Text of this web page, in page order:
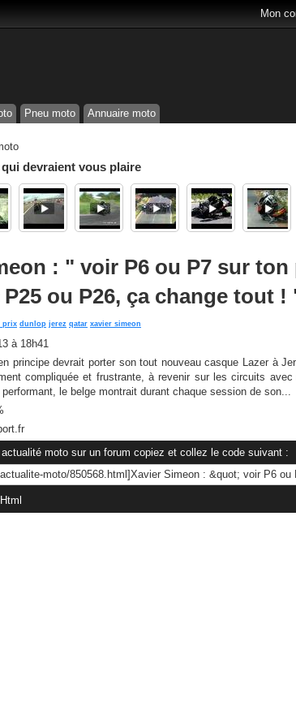
Mon
Pneu moto Annuaire moto
devraient vous plaire
: " voir P6 ou P7 sur ton
ou P26, ça change tout !
prix dunlop jerez qatar xavier simeon
à 18h41
principe devrait porter son tout nouveau casque Lazer à
compliquée et frustrante, à revenir sur les circuits
le belge montrait durant chaque session de son...
moto sur un forum copiez et collez le code suivant :